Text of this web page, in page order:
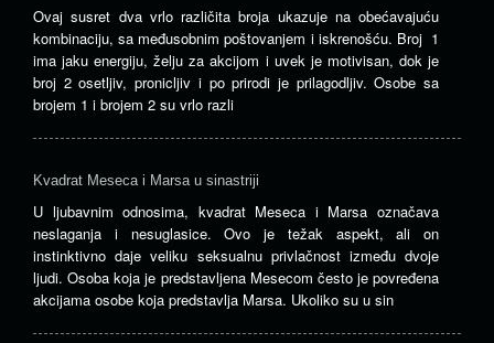
Ovaj susret dva vrlo različita broja ukazuje na obećavajuću
kombinaciju, sa međusobnim poštovanjem i iskrenošću. Broj 1
ima jaku energiju, želju za akcijom i uvek je motivisan, dok je
broj 2 osetljiv, pronicljiv i po prirodi je prilagodljiv. Osobe sa
brojem 1 i brojem 2 su vrlo razli
Kvadrat Meseca i Marsa u sinastriji
U ljubavnim odnosima, kvadrat Meseca i Marsa označava
neslaganja i nesuglasice. Ovo je težak aspekt, ali on
instinktivno daje veliku seksualnu privlačnost između dvoje
ljudi. Osoba koja je predstavljena Mesecom često je povređena
akcijama osobe koja predstavlja Marsa. Ukoliko su u sin